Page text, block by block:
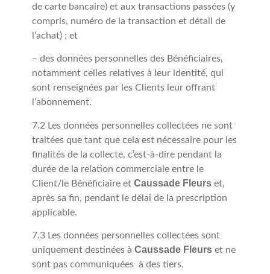
de carte bancaire) et aux transactions passées (y
compris, numéro de la transaction et détail de
l’achat) ; et
– des données personnelles des Bénéficiaires,
notamment celles relatives à leur identité, qui
sont renseignées par les Clients leur offrant
l’abonnement.
7.2 Les données personnelles collectées ne sont
traitées que tant que cela est nécessaire pour les
finalités de la collecte, c’est-à-dire pendant la
durée de la relation commerciale entre le
Client/le Bénéficiaire et Caussade Fleurset,
après sa fin, pendant le délai de la prescription
applicable.
7.3 Les données personnelles collectées sont
uniquement destinées à Caussade Fleurset ne
sont pas communiquées à des tiers.